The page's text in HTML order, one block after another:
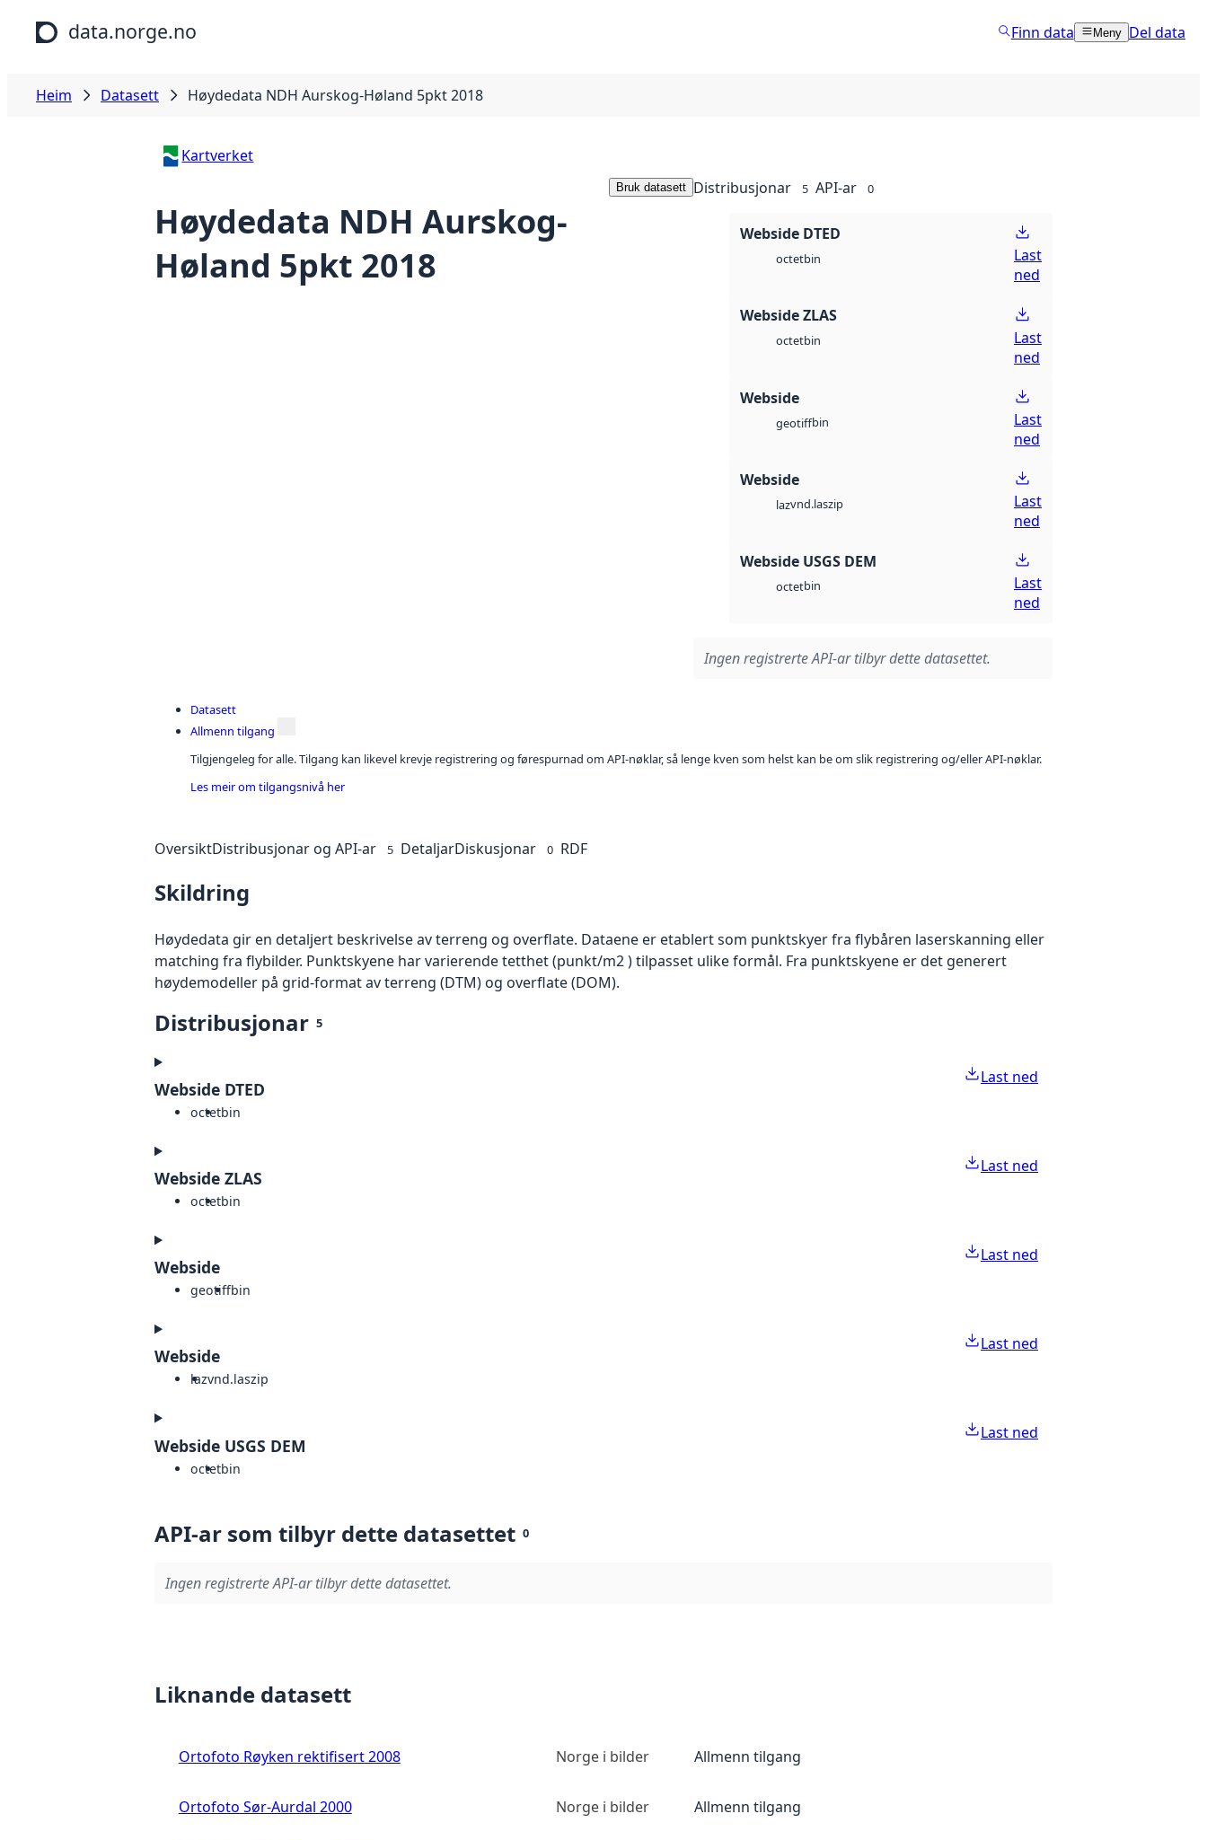
Hopp til hovudinnhald
data.norge.no Finn data Meny Del data
Heim Datasett Høydedata NDH Aurskog-Høland 5pkt 2018
Kartverket
Høydedata NDH Aurskog-
Høland 5pkt 2018
Bruk datasett Distribusjonar 5 API-ar 0
Webside DTED
octetbin
Last
ned
Webside ZLAS
octetbin
Last
ned
Webside
geotiffbin
Last
ned
Webside
lazvnd.laszip
Last
ned
Webside USGS DEM
octetbin
Last
ned
Ingen registrerte API-ar tilbyr dette datasettet.
Datasett
Allmenn tilgang
Tilgjengeleg for alle. Tilgang kan likevel krevje registrering og førespurnad om API-nøklar, så lenge kven som helst kan be om slik registrering og/eller API-nøklar.
Les meir om tilgangsnivå her
OversiktDistribusjonar og API-ar 5 DetaljarDiskusjonar 0 RDF
Skildring
Høydedata gir en detaljert beskrivelse av terreng og overflate. Dataene er etablert som punktskyer fra flybåren laserskanning eller
matching fra flybilder. Punktskyene har varierende tetthet (punkt/m2 ) tilpasset ulike formål. Fra punktskyene er det generert
høydemodeller på grid-format av terreng (DTM) og overflate (DOM).
Distribusjonar 5
Webside DTED
octetbin
Last ned
Webside ZLAS
octetbin
Last ned
Webside
geotiffbin
Last ned
Webside
lazvnd.laszip
Last ned
Webside USGS DEM
octetbin
Last ned
API-ar som tilbyr dette datasettet 0
Ingen registrerte API-ar tilbyr dette datasettet.
Liknande datasett
Ortofoto Røyken rektifisert 2008 Norge i bilder Allmenn tilgang
Ortofoto Sør-Aurdal 2000 Norge i bilder Allmenn tilgang